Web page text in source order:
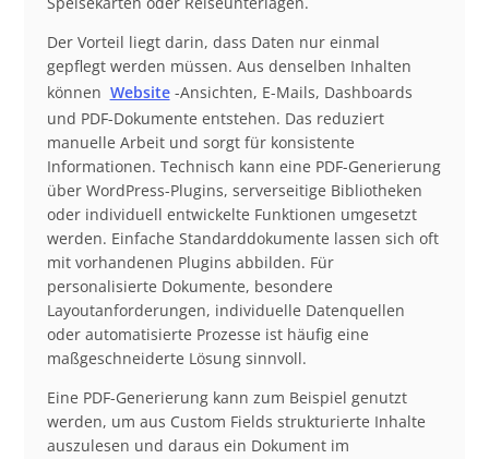
Der Vorteil liegt darin, dass Daten nur einmal
gepflegt werden müssen. Aus denselben Inhalten
können Website -Ansichten, E-Mails, Dashboards
und PDF-Dokumente entstehen. Das reduziert
manuelle Arbeit und sorgt für konsistente
Informationen. Technisch kann eine PDF-Generierung
über WordPress-Plugins, serverseitige Bibliotheken
oder individuell entwickelte Funktionen umgesetzt
werden. Einfache Standarddokumente lassen sich oft
mit vorhandenen Plugins abbilden. Für
personalisierte Dokumente, besondere
Layoutanforderungen, individuelle Datenquellen
oder automatisierte Prozesse ist häufig eine
maßgeschneiderte Lösung sinnvoll.
Eine PDF-Generierung kann zum Beispiel genutzt
werden, um aus Custom Fields strukturierte Inhalte
auszulesen und daraus ein Dokument im